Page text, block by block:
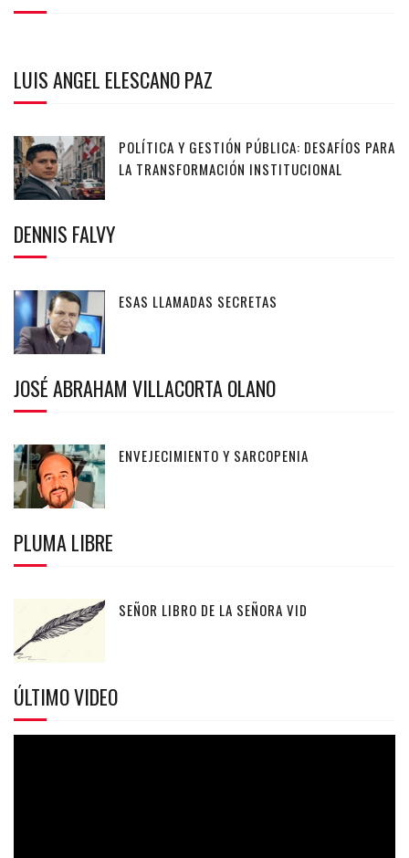
LUIS ANGEL ELESCANO PAZ
POLÍTICA Y GESTIÓN PÚBLICA: DESAFÍOS PARA
LA TRANSFORMACIÓN INSTITUCIONAL
DENNIS FALVY
ESAS LLAMADAS SECRETAS
JOSÉ ABRAHAM VILLACORTA OLANO
ENVEJECIMIENTO Y SARCOPENIA
PLUMA LIBRE
SEÑOR LIBRO DE LA SEÑORA VID
ÚLTIMO VIDEO